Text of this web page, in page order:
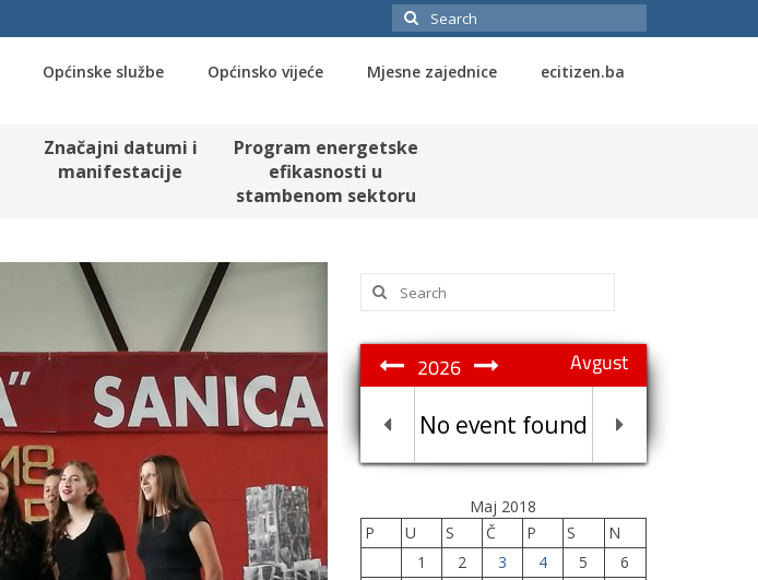
Search
for:
Općinske službe Općinsko vijeće Mjesne zajednice ecitizen.ba
Značajni datumi i
manifestacije
Program energetske
efikasnosti u
stambenom sektoru
Search
for:
Avgust
2026
No event found
Maj 2018
P
U S Č P S
N
1
2 3 4 5
6